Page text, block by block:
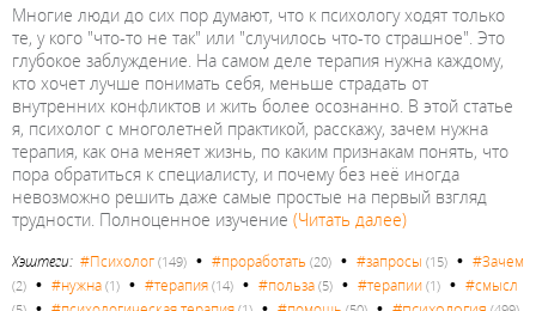
Многие люди до сих пор думают, что к психологу ходят только
те, у кого "что-то не так" или "случилось что-то страшное". Это
глубокое заблуждение. На самом деле терапия нужна каждому,
кто хочет лучше понимать себя, меньше страдать от
внутренних конфликтов и жить более осознанно. В этой статье
я, психолог с многолетней практикой, расскажу, зачем нужна
терапия, как она меняет жизнь, по каким признакам понять, что
пора обратиться к специалисту, и почему без неё иногда
невозможно решить даже самые простые на первый взгляд
трудности. Полноценное изучение (Читать далее)
Хэштеги: #Психолог (149) • #проработать (20) • #запросы (15) • #Зачем
(2) • #нужна (1) • #терапия (14) • #польза (5) • #терапии (1) • #смысл